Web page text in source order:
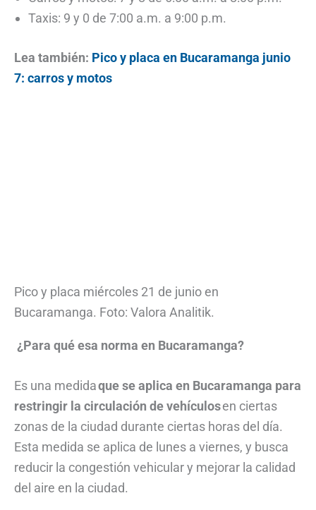
Taxis: 9 y 0 de 7:00 a.m. a 9:00 p.m.
Lea también: Pico y placa en Bucaramanga junio
7: carros y motos
Pico y placa miércoles 21 de junio en
Bucaramanga. Foto: Valora Analitik.
¿Para qué esa norma en Bucaramanga?
Es una medidaque se aplica en Bucaramanga para
restringir la circulación de vehículosen ciertas
zonas de la ciudad durante ciertas horas del día.
Esta medida se aplica de lunes a viernes, y busca
reducir la congestión vehicular y mejorar la calidad
del aire en la ciudad.